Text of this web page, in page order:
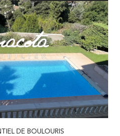
le bien
DE BOULOURIS